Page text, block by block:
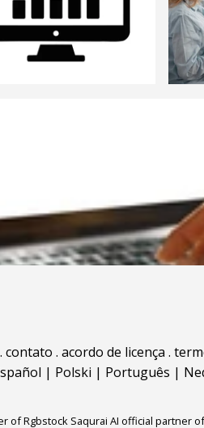
. contato . acordo de licença .
| Polski | Português |
of Rgbstock Saqurai AI official partner